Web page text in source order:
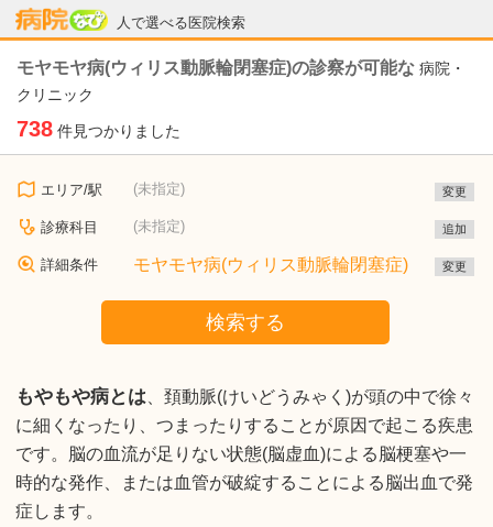
人で選べる医院検索
病院なび
モヤモヤ病(ウィリス動脈輪閉塞症)の診察が可能な 病院・
クリニック
738 件見つかりました
エリア/駅 (未指定) 変更
診療科目 (未指定) 追加
詳細条件 モヤモヤ病(ウィリス動脈輪閉塞症) 変更
検索する
もやもや病とは 、頚動脈(けいどうみゃく)が頭の中で徐々
に細くなったり、つまったりすることが原因で起こる疾患
です。脳の血流が足りない状態(脳虚血)による脳梗塞や一
時的な発作、または血管が破綻することによる脳出血で発
症します。